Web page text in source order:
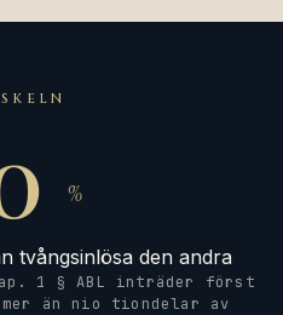
%
tvångsinlösa den andra
1 § ABL inträder först
än nio tiondelar av